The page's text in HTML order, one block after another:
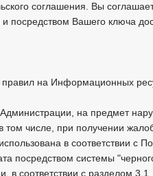
соглашения. Вы
посредством Вашего ключа
правил на Информационных
на предмет
числе, при получении
в соответствии с
посредством системы
в соответствии с разделом 3.1